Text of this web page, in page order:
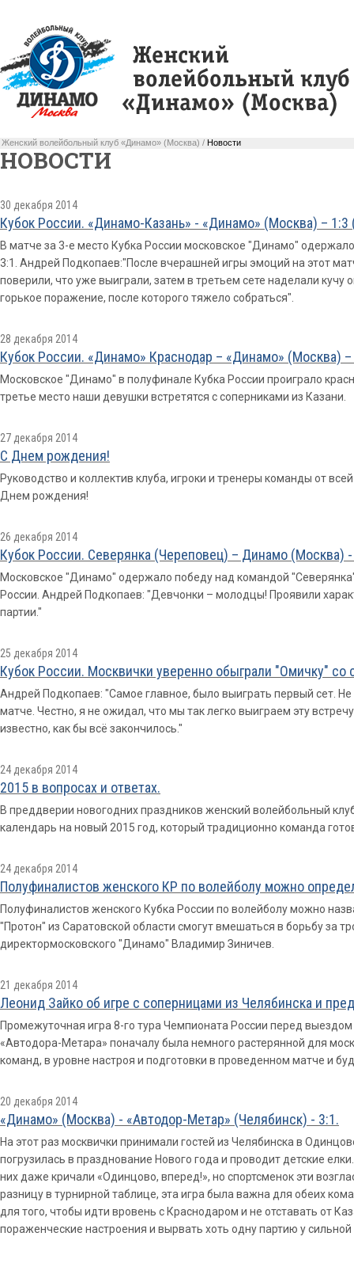
Женский волейбольный клуб «Динамо» (Москва) / Новости
НОВОСТИ
30 декабря 2014
Кубок России. «Динамо-Казань» - «Динамо» (Москва) – 1:3
В матче за 3-е место Кубка России московское "Динамо"
3:1. Андрей Подкопаев:"После вчерашней игры эмоций на этот
поверили, что уже выиграли, затем в третьем сете наделали
горькое поражение, после которого тяжело собраться".
28 декабря 2014
Кубок России. «Динамо» Краснодар – «Динамо» (Москва)
Московское "Динамо" в полуфинале Кубка России проиграло
третье место наши девушки встретятся с соперниками из Казани.
27 декабря 2014
С Днем рождения!
Руководство и коллектив клуба, игроки и тренеры команды от
Днем рождения!
26 декабря 2014
Кубок России. Северянка (Череповец) – Динамо (Москва)
Московское "Динамо" одержало победу над командой
России. Андрей Подкопаев: "Девчонки – молодцы! Проявили
партии."
25 декабря 2014
Кубок России. Москвички уверенно обыграли "Омичку" со
Андрей Подкопаев: "Самое главное, было выиграть первый сет. Не
матче. Честно, я не ожидал, что мы так легко выиграем эту
известно, как бы всё закончилось."
24 декабря 2014
2015 в вопросах и ответах.
В преддверии новогодних праздников женский волейбольный
календарь на новый 2015 год, который традиционно команда
24 декабря 2014
Полуфиналистов женского КР по волейболу можно
Полуфиналистов женского Кубка России по волейболу можно
"Протон" из Саратовской области смогут вмешаться в борьбу за
директормосковского "Динамо" Владимир Зиничев.
21 декабря 2014
Леонид Зайко об игре с соперницами из Челябинска и
Промежуточная игра 8-го тура Чемпионата России перед
«Автодора-Метара» поначалу была немного растерянной для
команд, в уровне настроя и подготовки в проведенном матче и
20 декабря 2014
«Динамо» (Москва) - «Автодор-Метар» (Челябинск) - 3:1.
На этот раз москвички принимали гостей из Челябинска в
погрузилась в празднование Нового года и проводит детские
них даже кричали «Одинцово, вперед!», но спортсменок эти
разницу в турнирной таблице, эта игра была важна для обеих
для того, чтобы идти вровень с Краснодаром и не отставать от
пораженческие настроения и вырвать хоть одну партию у